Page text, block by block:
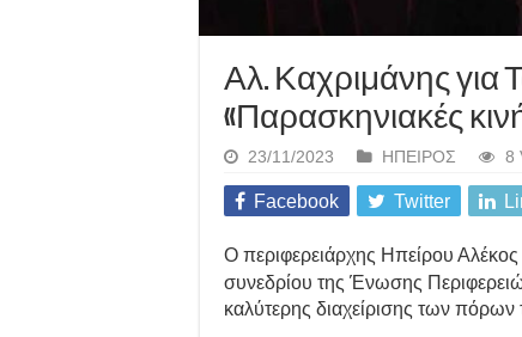
Αλ. Καχριμάνης για
«Παρασκηνιακές
23/11/2023 ΗΠΕΙΡΟΣ 8
Facebook Twitter
Ο περιφερειάρχης Ηπείρου
συνεδρίου της Ένωσης
καλύτερης διαχείρισης των